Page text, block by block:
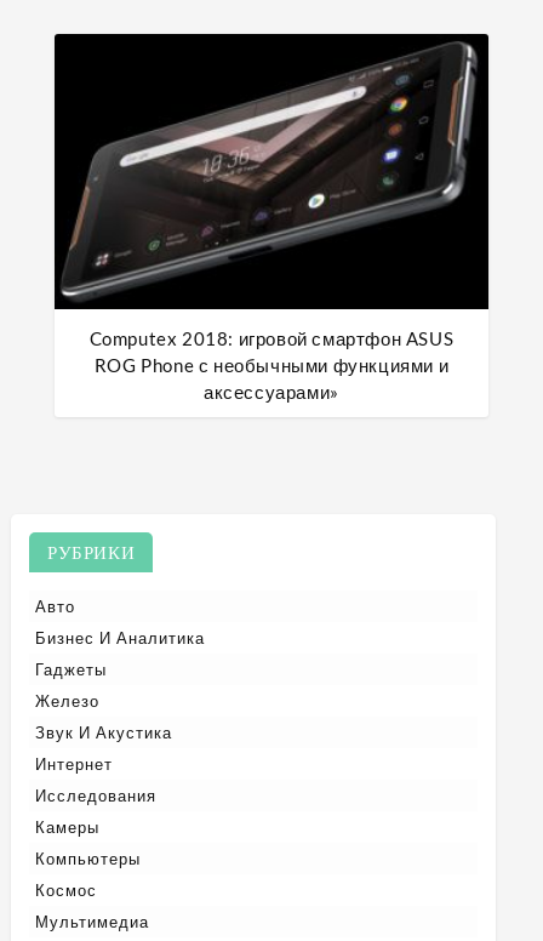
Computex 2018: игровой смартфон ASUS
ROG Phone с необычными функциями и
аксессуарами»
РУБРИКИ
Авто
Бизнес И Аналитика
Гаджеты
Железо
Звук И Акустика
Интернет
Исследования
Камеры
Компьютеры
Космос
Мультимедиа